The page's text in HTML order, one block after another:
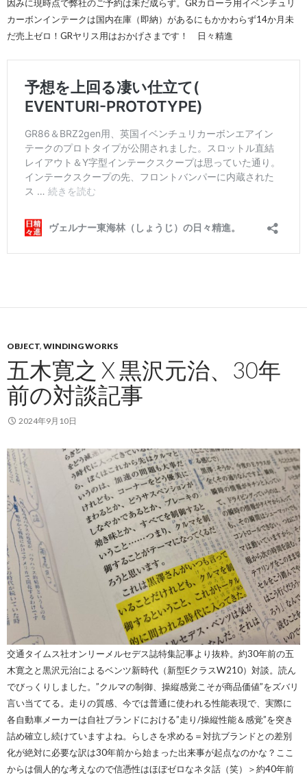
因みに現時点で弊社のご予約は未だ成らず。GRカローラ用イベンチュリ
カーボンインテークは国内在庫（即納）があるにもかかわらず14か月未
だ売上ゼロ！GRヤリス用はおかげさまです！ 日々精進
OBJECT, WINDING WORKS
五木寛之 X 黒沢元治、30年
前の対談記事
2024年9月10日
交通タイムス社オンリーメルセデス誌特集記事より抜粋。約30年前の五
木寛之と黒沢元治によるベンツ新時代（新型EクラスW210）対談。読ん
でびっくりしました。”クルマの制御、操縦感覚こそが商品価値”をズバリ
言い当ててる。走りの質感、今では普通に使われる性能表現で、実際に
各自動車メーカーは自社ブランドにおける”走り/操縦性能＆感覚”を突き
詰め確立し続けていますよね。らしさを求める＝対抗ブランドとの差別
化が絶対に必要な訳は30年前から始まった出来事が起点なのかな？ここ
からは個人的な考えなので信憑性はほぼゼロなネタ話（笑）＞約40年前